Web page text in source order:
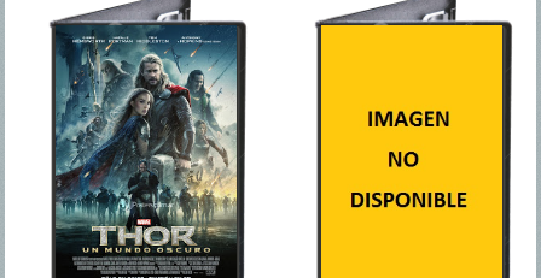
THOR EL
MUNDO OSCURO
En "Thor: El mundo
oscuro", Thor lucha por
restablecer el orden en
todo el cosmos… pero una
antigua raza liderada por el
vengativo Malekith regresa
para volver a sumir al
universo en la oscu... Más
viven bajo tierra después
de que una nueva edad de
planeta mientras se
defienden de una invasión